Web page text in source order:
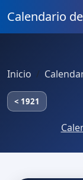
Calendario
Inicio
< 1921